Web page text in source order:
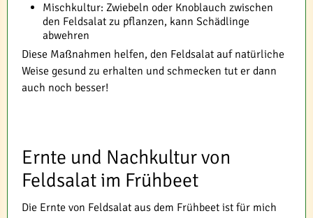
Mischkultur: Zwiebeln oder Knoblauch zwischen
den Feldsalat zu pflanzen, kann Schädlinge
abwehren
Diese Maßnahmen helfen, den Feldsalat auf natürliche
Weise gesund zu erhalten und schmecken tut er dann
auch noch besser!
Ernte und Nachkultur von
Feldsalat im Frühbeet
Die Ernte von Feldsalat aus dem Frühbeet ist für mich